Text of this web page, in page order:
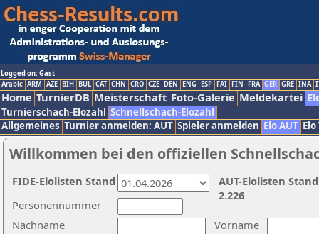
Logged on: Gast
Arabic ARM AZE BIH BUL CAT CHN CRO CZE DEN ENG ESP FAI FIN FRA GER GRE INA
Home TurnierDB Meisterschaft Foto-Galerie Meldekartei
Turnierschach-Elozahl Schnellschach-Elozahl
Allgemeines Turnier anmelden: AUT Spieler anmelden Elo AUT
Willkommen bei den offiziellen
Nachname
Vorname
Personennummer
AUT-Elolisten
2.226
FIDE-Elolisten Stand